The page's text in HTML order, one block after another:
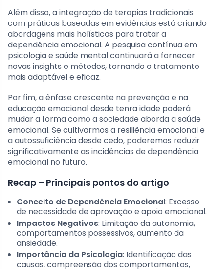
Além disso, a integração de terapias tradicionais
com práticas baseadas em evidências está criando
abordagens mais holísticas para tratar a
dependência emocional. A pesquisa contínua em
psicologia e saúde mental continuará a fornecer
novas insights e métodos, tornando o tratamento
mais adaptável e eficaz.
Por fim, a ênfase crescente na prevenção e na
educação emocional desde tenra idade poderá
mudar a forma como a sociedade aborda a saúde
emocional. Se cultivarmos a resiliência emocional e
a autossuficiência desde cedo, poderemos reduzir
significativamente as incidências de dependência
emocional no futuro.
Recap – Principais pontos do artigo
Conceito de Dependência Emocional: Excesso
de necessidade de aprovação e apoio emocional.
Impactos Negativos: Limitação da autonomia,
comportamentos possessivos, aumento da
ansiedade.
Importância da Psicologia: Identificação das
causas, compreensão dos comportamentos,